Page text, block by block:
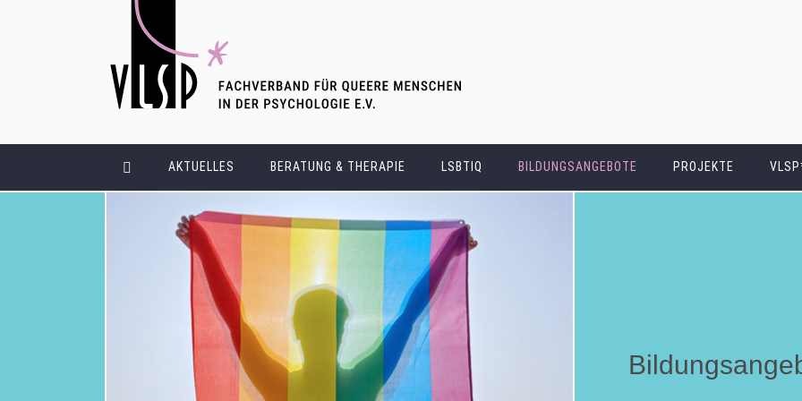
AKTUELLES BERATUNG & THERAPIE LSBTIQ BILDUNGSANGEBOTE PROJEKTE